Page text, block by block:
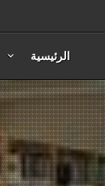
الرئيسية